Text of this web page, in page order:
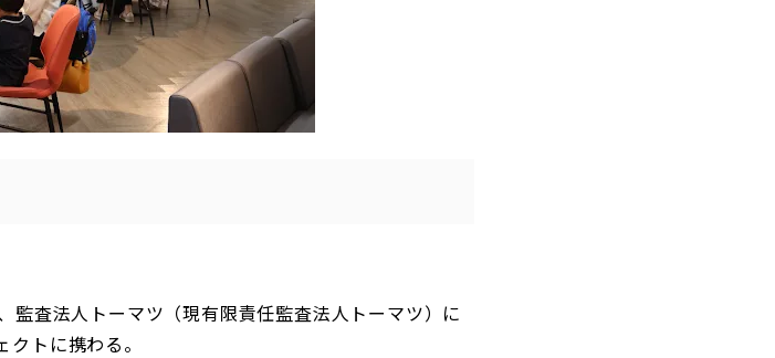
査法人トーマツ（現有限責任監査法人トーマツ）に
トに携わる。